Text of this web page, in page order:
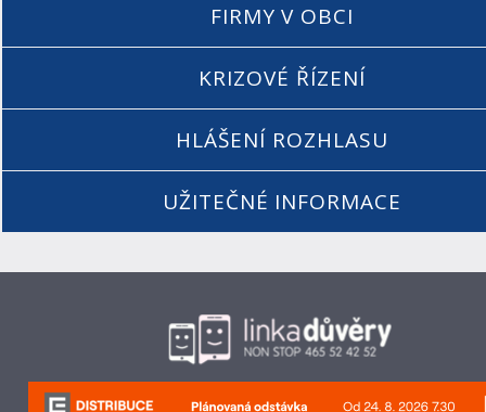
FIRMY V OBCI
KRIZOVÉ ŘÍZENÍ
HLÁŠENÍ ROZHLASU
UŽITEČNÉ INFORMACE